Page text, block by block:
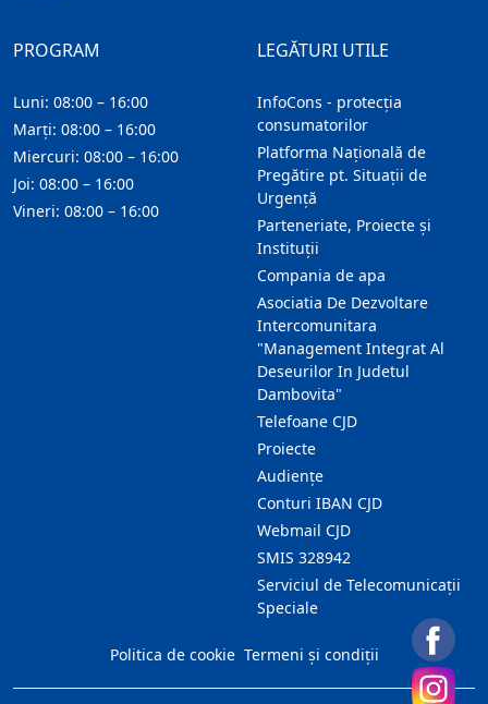
LEGĂTURI UTILE
InfoCons - protecția
consumatorilor
Platforma Națională de
Pregătire pt. Situații de
Urgență
Parteneriate, Proiecte și
Instituții
Compania de apa
Asociatia De Dezvoltare
Intercomunitara
"Management Integrat Al
Deseurilor In Judetul
Dambovita"
Telefoane CJD
Proiecte
Audienţe
Conturi IBAN CJD
Webmail CJD
SMIS 328942
Serviciul de Telecomunicații
Speciale
PROGRAM
Luni: 08:00 – 16:00
Marți: 08:00 – 16:00
Miercuri: 08:00 – 16:00
Joi: 08:00 – 16:00
Vineri: 08:00 – 16:00
Politica de cookie Termeni și condiții